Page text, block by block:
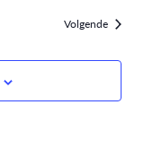
Volgende